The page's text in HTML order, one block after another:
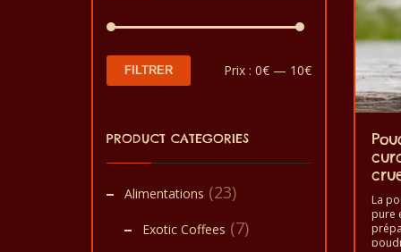
La
pure
Prix
Prix
FILTRER Prix : 0€— 10€
PRODUCT CATEGORIES
Alimentations (23)
Exotic Coffees (7)